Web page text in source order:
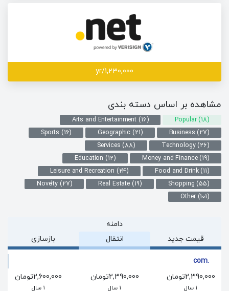
1,230,000/yr
مشاهده بر اساس دسته بندی
Popular (18)
Arts and Entertainment (16)
Business (27)
Geographic (21)
Sports (16)
Technology (26)
Services (88)
Money and Finance (19)
Education (12)
Food and Drink (11)
Leisure and Recreation (24)
Shopping (55)
Real Estate (19)
Novelty (27)
Other (101)
دامنه
قیمت جدید
انتقال بازسازی
.com
2,390,000تومان
1 سال
2,390,000تومان
1 سال
2,600,000تومان
1 سال